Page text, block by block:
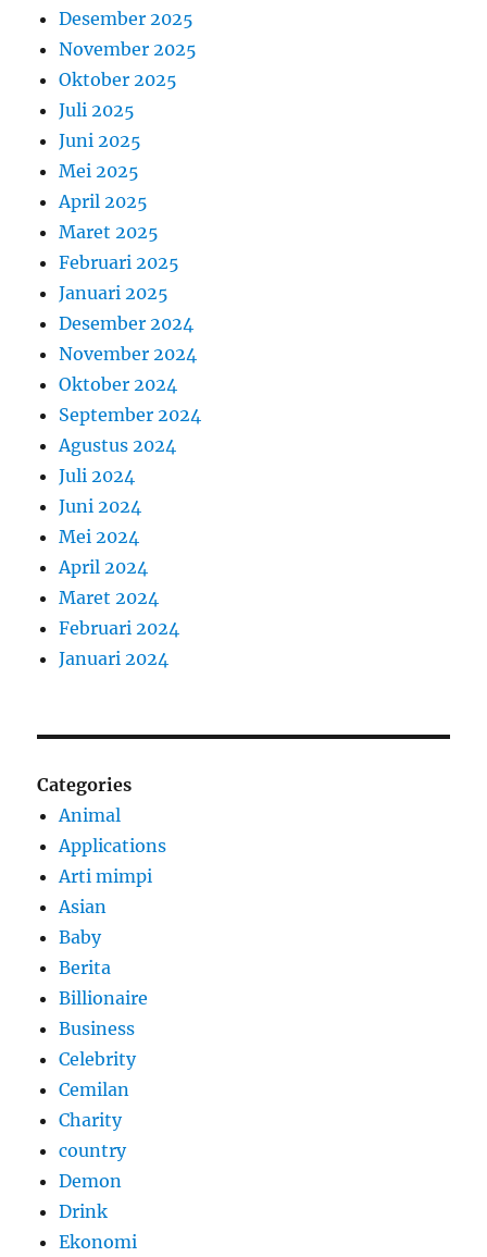
Desember 2025
November 2025
Oktober 2025
Juli 2025
Juni 2025
Mei 2025
April 2025
Maret 2025
Februari 2025
Januari 2025
Desember 2024
November 2024
Oktober 2024
September 2024
Agustus 2024
Juli 2024
Juni 2024
Mei 2024
April 2024
Maret 2024
Februari 2024
Januari 2024
Categories
Animal
Applications
Arti mimpi
Asian
Baby
Berita
Billionaire
Business
Celebrity
Cemilan
Charity
country
Demon
Drink
Ekonomi